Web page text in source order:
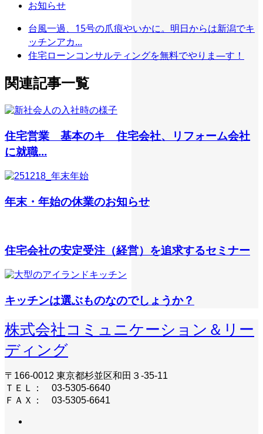
お知らせ
台風一過、15号の爪痕やいかに。明日からは新潟でキ
ッチンアカ...
住宅ローンコンサルティングを無料でやりま―す！
関連記事一覧
住宅営業 基本のキ 住宅会社、リフォーム会社
に就職...
年末・年始の休業のお知らせ
住宅会社の安定受注（経営）を追求するセミナー
キッチンは選ぶものなのでしょうか？
株式会社コミュニケーション＆リー
ディング
〒166-0012 東京都杉並区和田３-35-11
ＴＥＬ： 03-5305-6640
ＦＡＸ： 03-5305-6641